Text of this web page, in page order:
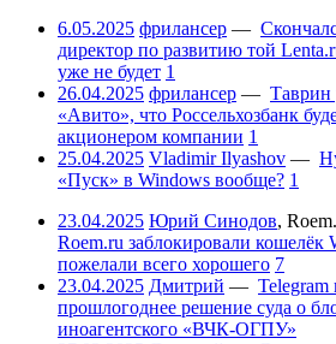
6.05.2025 фрилансер —
директор по развитию той
уже не будет 1
26.04.2025 фрилансер — Таврин
«Авито», что Россельхозбанк
акционером компании 1
25.04.2025 Vladimir Ilyashov —
«Пуск» в Windows вообще? 1
23.04.2025 Юрий Синодов,
Roem.ru заблокировали кошелёк
пожелали всего хорошего 7
23.04.2025 Дмитрий —
прошлогоднее решение суда о
иноагентского «ВЧК-ОГПУ»